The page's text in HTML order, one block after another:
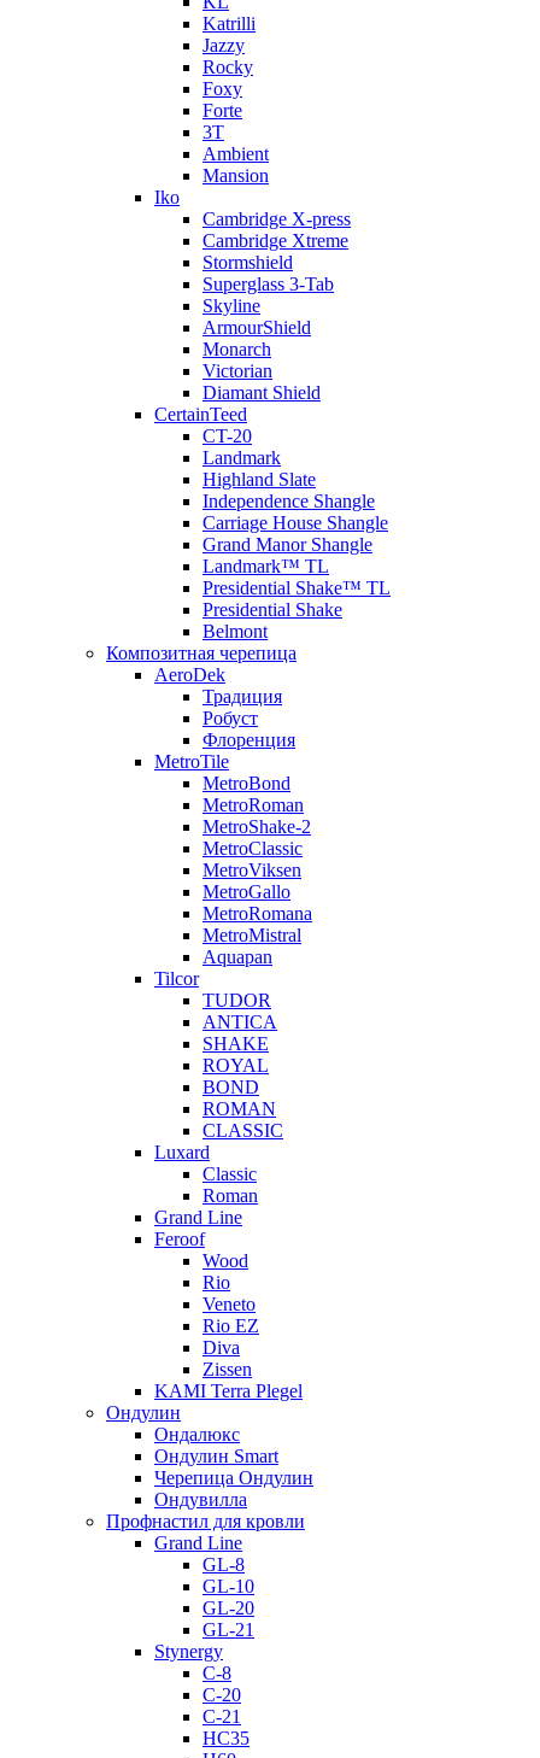
Katrilli
Jazzy
Rocky
Foxy
Forte
3T
Ambient
Mansion
Iko
Cambridge X-press
Cambridge Xtreme
Stormshield
Superglass 3-Tab
Skyline
ArmourShield
Monarch
Victorian
Diamant Shield
CertainTeed
CT-20
Landmark
Highland Slate
Independence Shangle
Carriage House Shangle
Grand Manor Shangle
Landmark™ TL
Presidential Shake™ TL
Presidential Shake
Belmont
Композитная черепица
AeroDek
Традиция
Робуст
Флоренция
MetroTile
MetroBond
MetroRoman
MetroShake-2
MetroClassic
MetroViksen
MetroGallo
MetroRomana
MetroMistral
Aquapan
Tilcor
TUDOR
ANTICA
SHAKE
ROYAL
BOND
ROMAN
CLASSIC
Luxard
Classic
Roman
Grand Line
Feroof
Wood
Rio
Veneto
Rio EZ
Diva
Zissen
KAMI Terra Plegel
Ондулин
Ондалюкс
Ондулин Smart
Черепица Ондулин
Ондувилла
Профнастил для кровли
Grand Line
GL-8
GL-10
GL-20
GL-21
Stynergy
C-8
C-20
C-21
НС35